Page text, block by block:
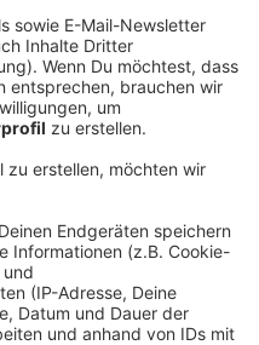
fünf
oder
stellt er sich auch dem
für". Dabei wird